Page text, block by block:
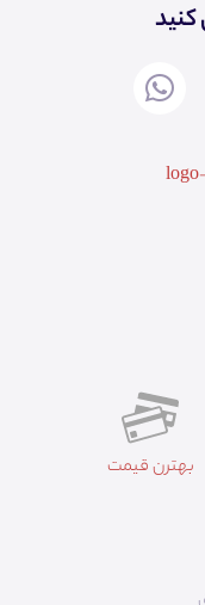
بهترن قیمت